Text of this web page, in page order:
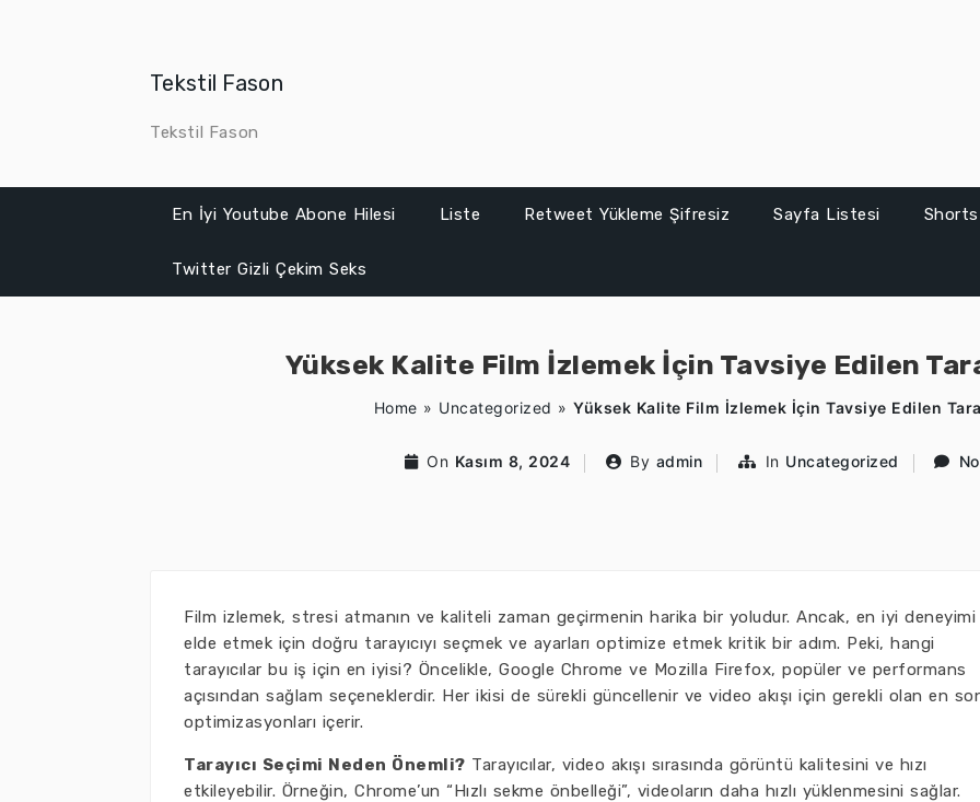
Tekstil Fason
Tekstil Fason
En İyi Youtube Abone Hilesi Liste Retweet Yükleme Şifresiz Sayfa Listesi
Twitter Gizli Çekim Seks
Yüksek Kalite Film İzlemek İçin Tavsiye Edilen
Home » Uncategorized »Yüksek Kalite Film İzlemek İçin Tavsiye Edilen
On Kasım 8, 2024 By admin In Uncategorized
Film izlemek, stresi atmanın ve kaliteli zaman geçirmenin harika bir yoludur. Ancak, en iyi deneyimi
elde etmek için doğru tarayıcıyı seçmek ve ayarları optimize etmek kritik bir adım. Peki, hangi
tarayıcılar bu iş için en iyisi? Öncelikle, Google Chrome ve Mozilla Firefox, popüler ve performans
açısından sağlam seçeneklerdir. Her ikisi de sürekli güncellenir ve video akışı için gerekli olan en
optimizasyonları içerir.
Tarayıcı Seçimi Neden Önemli? Tarayıcılar, video akışı sırasında görüntü kalitesini ve hızı
etkileyebilir. Örneğin, Chrome’un “Hızlı sekme önbelleği”, videoların daha hızlı yüklenmesini sağlar.